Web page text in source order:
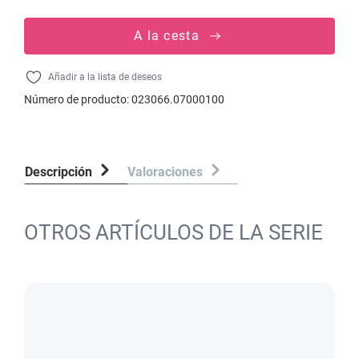
A la cesta
Añadir a la lista de deseos
Número de producto:023066.07000100
Descripción Valoraciones
OTROS ARTÍCULOS DE LA SERIE